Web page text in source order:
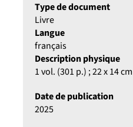
Type de document
Livre
Langue
français
Description physique
1 vol. (301 p.) ; 22 x 14 cm
Date de publication
2025